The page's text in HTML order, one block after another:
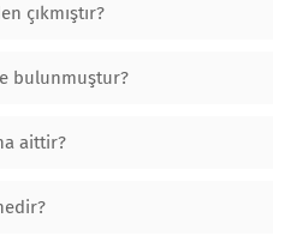
çıkmıştır?
bulunmuştur?
aittir?